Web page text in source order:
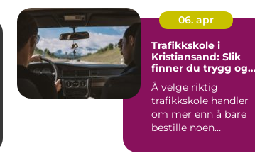
06. apr
Trafikkskole i
Kristiansand: Slik
finner du trygg og
effektiv opplæring
Å velge riktig
trafikkskole handler
om mer enn å bare
bestille noen